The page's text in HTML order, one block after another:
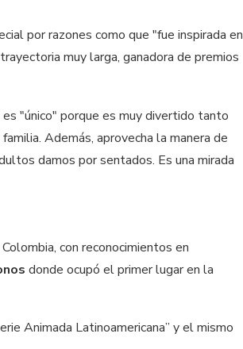
por razones como que "fue inspirada en
muy larga, ganadora de premios
"único" porque es muy divertido tanto
Además, aprovecha la manera de
damos por sentados. Es una mirada
con reconocimientos en
donde ocupó el primer lugar en la
Animada Latinoamericana” y el mismo